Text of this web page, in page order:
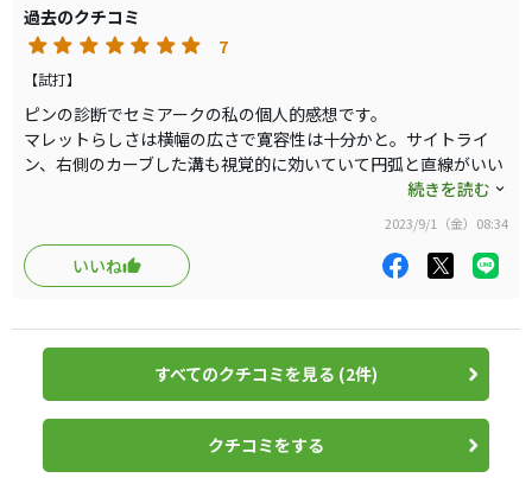
若干捕まる分アドレスで調整必要な様ですので、もう少し
練習します。
過去のクチコミ
7
【試打】
ピンの診断でセミアークの私の個人的感想です。
マレットらしさは横幅の広さで寛容性は十分かと。サイトライ
ン、右側のカーブした溝も視覚的に効いていて円弧と直線がいい
ショートスラントのネックなのでそこそこ捕まえ易く、ブレード
型ほどではありませんが右に抜けにくいので、マレットで右、ブ
ーレドで左が気になる私には中々良さそうです。
削り出しのマレットは少ないのでマレットの中では打感も良いで
続きを読む
2023/9/1（金）08:34
いいね
すべてのクチコミを見る (2件)
クチコミをする